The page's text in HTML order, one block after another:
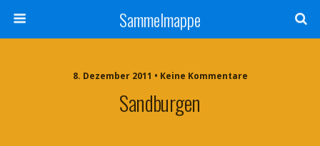
Sammelmappe
8. Dezember 2011 • Keine Kommentare
Sandburgen